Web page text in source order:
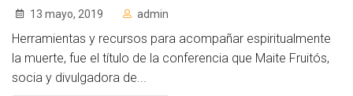
13 mayo, 2019 admin
Herramientas y recursos para acompañar espiritualmente
la muerte, fue el título de la conferencia que Maite Fruitós,
socia y divulgadora de...